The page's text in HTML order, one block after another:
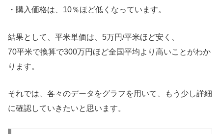
・購入価格は、10％ほど低くなっています。
結果として、平米単価は、5万円/平米ほど安く、
70平米で換算で300万円ほど全国平均より高いことがわか
ります。
それでは、各々のデータをグラフを用いて、もう少し詳細
に確認していきたいと思います。